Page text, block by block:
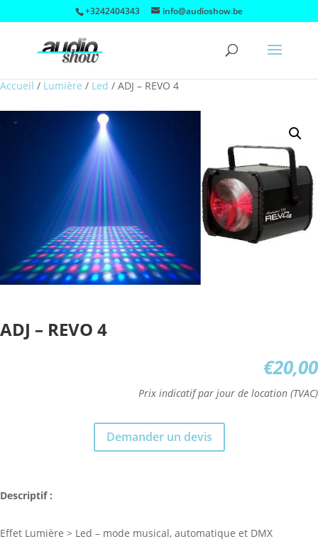
+3242404343 info@audioshow.be
Accueil / Lumière / Led / ADJ – REVO 4
ADJ – REVO 4
€20,00
Prix indicatif par jour de location (TVAC)
Demander un devis
Descriptif :
Effet Lumière > Led – mode musical, automatique et DMX